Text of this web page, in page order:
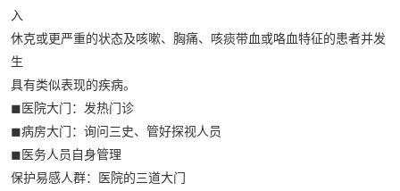
入
休克或更严重的状态及咳嗽、胸痛、咳痰带血或咯血特征的患者并发
生
具有类似表现的疾病。
◼医院大门：发热门诊
◼病房大门：询问三史、管好探视人员
◼医务人员自身管理
保护易感人群：医院的三道大门